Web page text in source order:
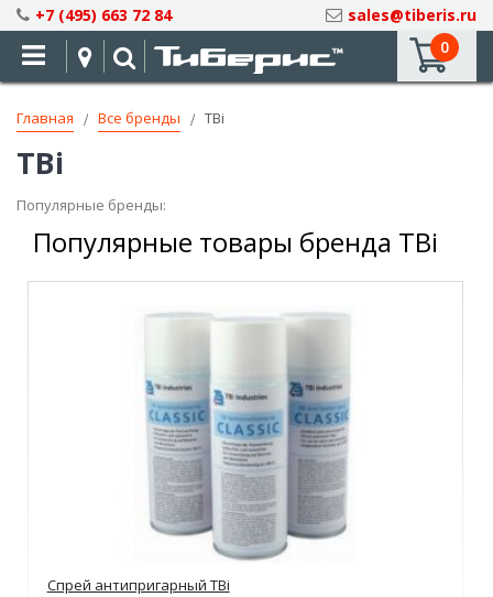
Skip
to
Content
+7 (495) 663 72 84
sales@tiberis.ru
0
Главная Все бренды TBi
TBi
Популярные бренды:
Популярные товары бренда TBi
Спрей антипригарный TBi